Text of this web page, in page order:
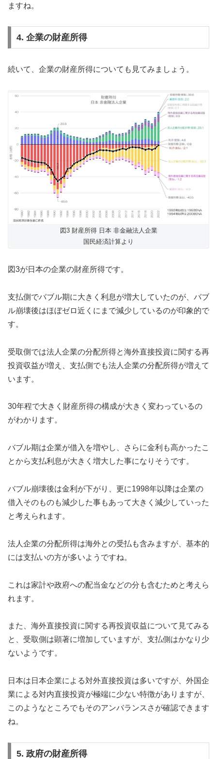
ますね。
4. 企業の財産所得
続いて、企業の財産所得についても見てみましょう。
図3 財産所得 日本 非金融法人企業
国民経済計算より
図3が日本の企業の財産所得です。
支払側でバブル期に大きく利息が増大していたのが、バブ
ル崩壊後はほぼゼロ近くにまで減少しているのが印象的で
す。
受取側では法人企業の分配所得と海外直接投資に関する再
投資収益が増え、支払側でも法人企業の分配所得が増えて
います。
30年程で大きく財産所得の構成が大きく変わっているの
がわかります。
バブル期は企業が借入を増やし、さらに金利も高かったこ
とから支払利息が大きく増大した事になりそうです。
バブル崩壊後は金利が下がり、更に1998年以降は企業の
借入そのものも減少した事もあって大きく減少していった
と考えられます。
法人企業の分配所得は海外との受払も含みますが、基本的
には支払いの方が多いようですね。
これは家計や政府への配当金などの分も含むためと考えら
れます。
また、海外直接投資に関する再投資収益について見てみる
と、受取側は顕著に増加していますが、支払側はかなり少
ないようです。
日本は日本企業による対外直接投資は多いですが、外国企
業による対内直接投資が極端に少ない特徴がありますが、
このようなところでもそのアンバランスさが確認できます
ね。
5. 政府の財産所得